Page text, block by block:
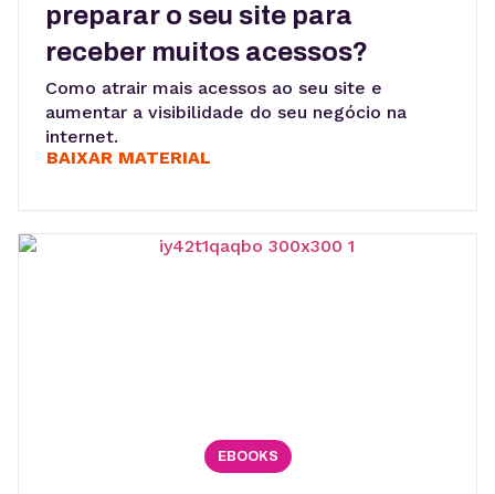
preparar o seu site para
receber muitos acessos?
Como atrair mais acessos ao seu site e
aumentar a visibilidade do seu negócio na
internet.
BAIXAR MATERIAL
EBOOKS